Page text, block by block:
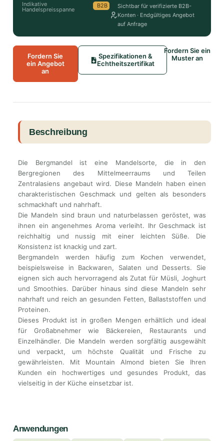
Indikative
Handelspreisspanne
B2B
Sichtbar für verifizierte B2B-
Konten · Endgültiges Angebot
auf Anfrage
Fordern Sie
ein Angebot
an
Spezifikationen &
Echtheitszertifikat
Fordern Sie ein
Muster an
Beschreibung
Die Bergmandel ist eine Mandelsorte, die in den
Bergregionen des Mittelmeerraums und Teilen
Zentralasiens angebaut wird. Diese Mandeln haben einen
charakteristischen Geschmack und gelten als besonders
schmackhaft und nahrhaft.
Die Mandeln sind braun und naturbelassen geröstet, was
ihnen ein angenehmes Aroma verleiht. Ihr Geschmack ist
reichhaltig und nussig mit einer leichten Süße. Die
Konsistenz ist knackig und zart.
Bergmandeln werden häufig zum Kochen verwendet,
beispielsweise in Backwaren, Salaten und Desserts. Sie
eignen sich auch hervorragend als Zutat für Müsli, Joghurt
und Smoothies. Darüber hinaus sind diese Mandeln sehr
nahrhaft und reich an gesunden Fetten, Ballaststoffen und
Proteinen.
Dieses Produkt ist in großen Mengen erhältlich und ideal
für Großabnehmer wie Bäckereien, Restaurants und
Einzelhändler. Die Mandeln werden sorgfältig ausgewählt
und verpackt, um höchste Qualität und Frische zu
gewährleisten. Mit Mountain Almond bieten Sie Ihren
Kunden ein hochwertiges und gesundes Produkt, das
vielseitig in der Küche einsetzbar ist.
Anwendungen